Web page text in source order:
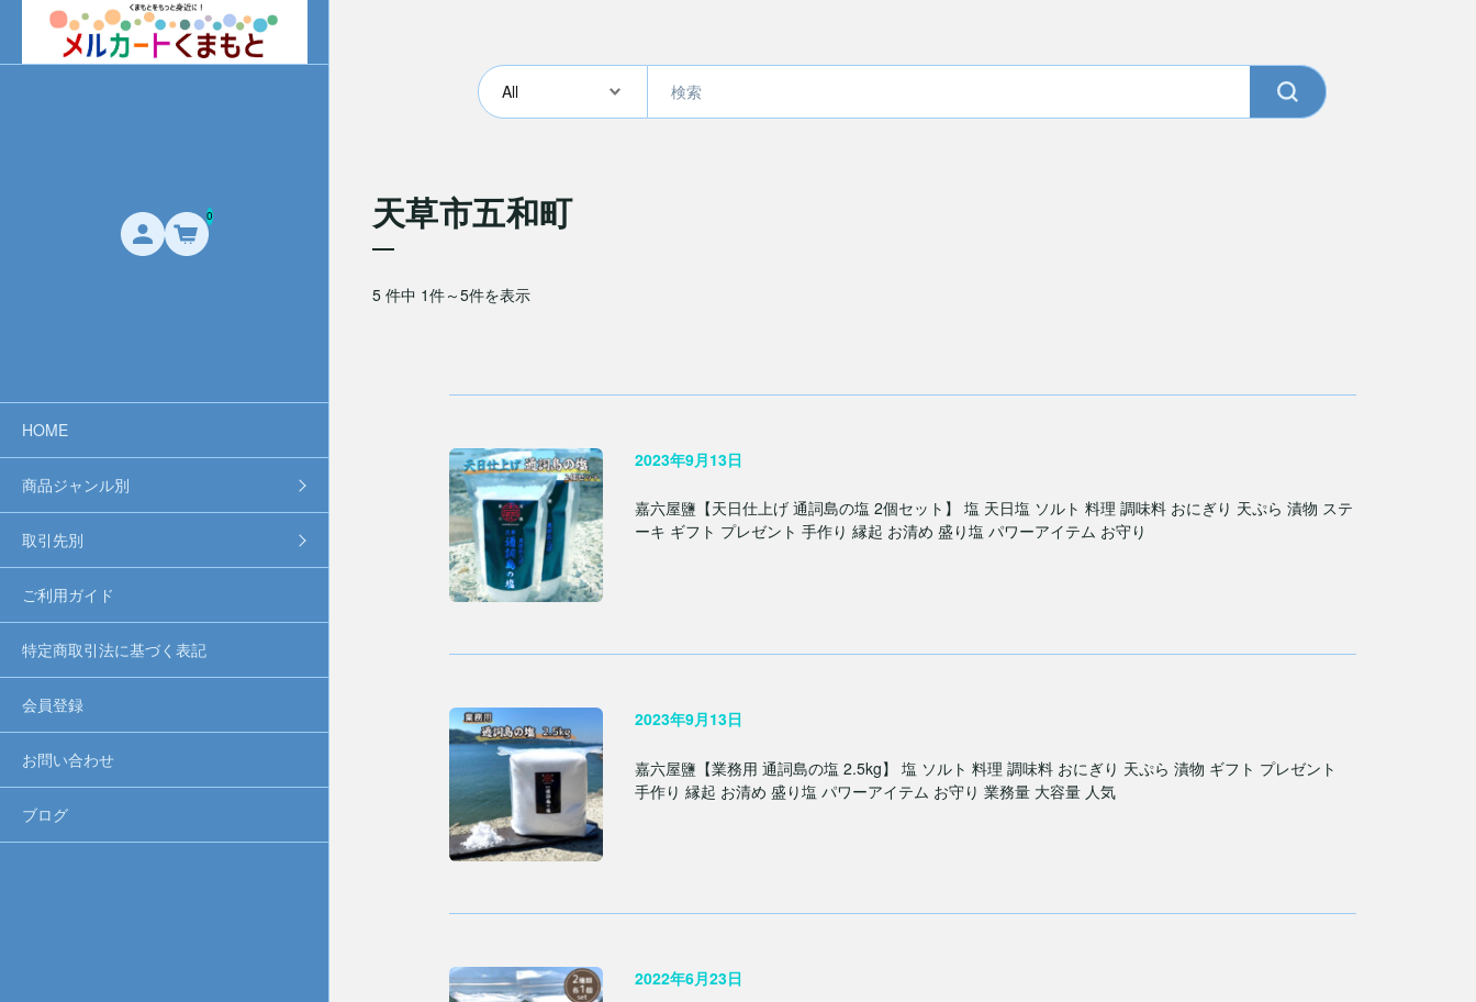
0
HOME
商品ジャンル別
取引先別
ご利用ガイド
特定商取引法に基づく表記
会員登録
お問い合わせ
ブログ
天草市五和町
5 件中 1件～5件を表示
2023年9月13日
嘉六屋鹽【天日仕上げ 通詞島の塩 2個セット】 塩 天日塩 ソルト 料理 調味料 おにぎり 天ぷら 漬物 ステ
ーキ ギフト プレゼント 手作り 縁起 お清め 盛り塩 パワーアイテム お守り
2023年9月13日
嘉六屋鹽【業務用 通詞島の塩 2.5kg】 塩 ソルト 料理 調味料 おにぎり 天ぷら 漬物 ギフト プレゼント
手作り 縁起 お清め 盛り塩 パワーアイテム お守り 業務量 大容量 人気
2022年6月23日